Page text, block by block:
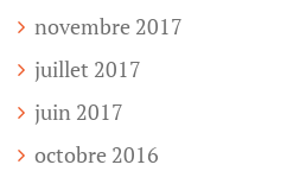
novembre 2017
juillet 2017
juin 2017
octobre 2016